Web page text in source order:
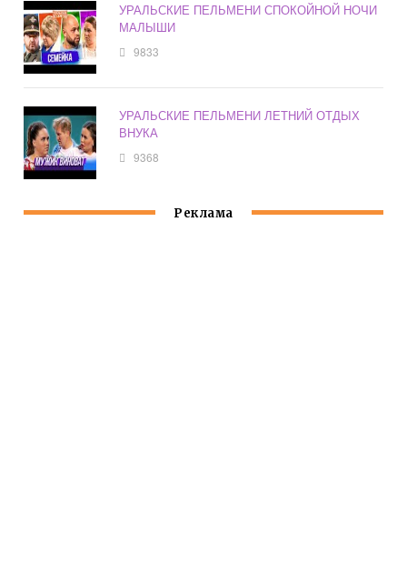
УРАЛЬСКИЕ ПЕЛЬМЕНИ СПОКОЙНОЙ НОЧИ
МАЛЫШИ
9833
УРАЛЬСКИЕ ПЕЛЬМЕНИ ЛЕТНИЙ ОТДЫХ
ВНУКА
9368
Реклама